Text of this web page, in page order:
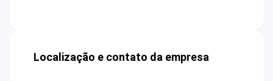
Localização e contato da empresa